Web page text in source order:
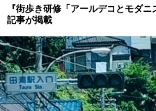
『街歩き研修「アールデコとモダ
記事が掲載